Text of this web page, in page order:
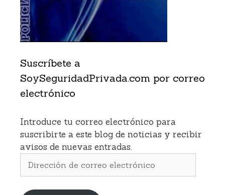
Suscríbete a
SoySeguridadPrivada.com por correo
electrónico
Introduce tu correo electrónico para
suscribirte a este blog de noticias y recibir
avisos de nuevas entradas.
de